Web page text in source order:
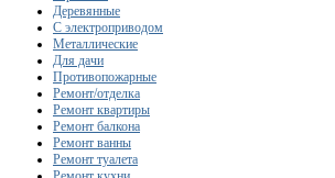
Деревянные
С электроприводом
Металлические
Для дачи
Противопожарные
Ремонт/отделка
Ремонт квартиры
Ремонт балкона
Ремонт ванны
Ремонт туалета